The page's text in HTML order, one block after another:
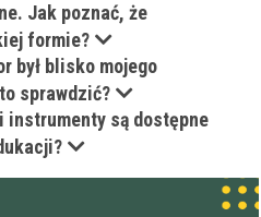
Jak poznać, że
formie?
był blisko mojego
sprawdzić?
instrumenty są dostępne